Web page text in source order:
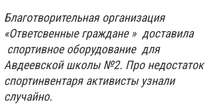
Благотворительная организация
«Ответсвенные граждане » доставила
спортивное оборудование для
Авдеевской школы №2. Про недостаток
спортинвентаря активисты узнали
случайно.